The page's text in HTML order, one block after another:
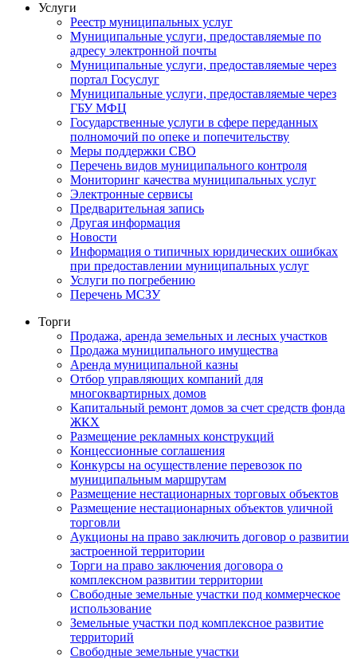
Услуги
Реестр муниципальных услуг
Муниципальные услуги, предоставляемые по
адресу электронной почты
Муниципальные услуги, предоставляемые через
портал Госуслуг
Муниципальные услуги, предоставляемые через
ГБУ МФЦ
Государственные услуги в сфере переданных
полномочий по опеке и попечительству
Меры поддержки СВО
Перечень видов муниципального контроля
Мониторинг качества муниципальных услуг
Электронные сервисы
Предварительная запись
Другая информация
Новости
Информация о типичных юридических ошибках
при предоставлении муниципальных услуг
Услуги по погребению
Перечень МСЗУ
Торги
Продажа, аренда земельных и лесных участков
Продажа муниципального имущества
Аренда муниципальной казны
Отбор управляющих компаний для
многоквартирных домов
Капитальный ремонт домов за счет средств фонда
ЖКХ
Размещение рекламных конструкций
Концессионные соглашения
Конкурсы на осуществление перевозок по
муниципальным маршрутам
Размещение нестационарных торговых объектов
Размещение нестационарных объектов уличной
торговли
Аукционы на право заключить договор о развитии
застроенной территории
Торги на право заключения договора о
комплексном развитии территории
Свободные земельные участки под коммерческое
использование
Земельные участки под комплексное развитие
территорий
Свободные земельные участки